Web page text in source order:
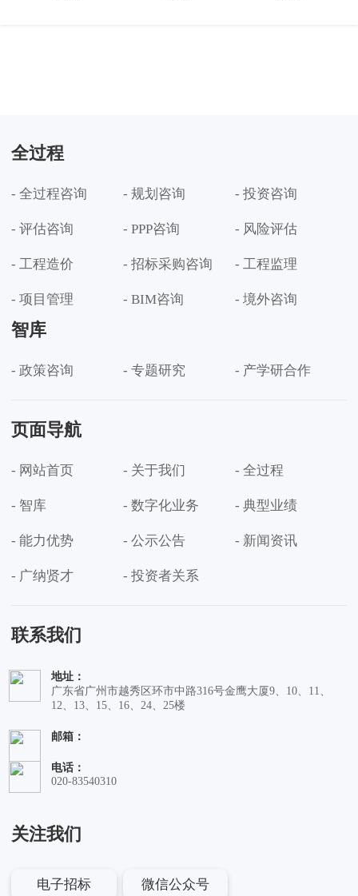
全过程
- 全过程咨询 - 规划咨询 - 投资咨询
- 评估咨询 - PPP咨询 - 风险评估
- 工程造价 - 招标采购咨询 - 工程监理
- 项目管理 - BIM咨询 - 境外咨询
智库
- 政策咨询 - 专题研究 - 产学研合作
页面导航
- 网站首页 - 关于我们 - 全过程
- 智库 - 数字化业务 - 典型业绩
- 能力优势 - 公示公告 - 新闻资讯
- 广纳贤才 - 投资者关系
联系我们
地址：
广东省广州市越秀区环市中路316号金鹰大厦9、10、11、
12、13、15、16、24、25楼
邮箱：
电话：
020-83540310
关注我们
电子招标 微信公众号